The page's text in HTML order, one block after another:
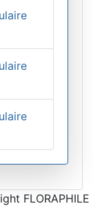
FLORAPHILE